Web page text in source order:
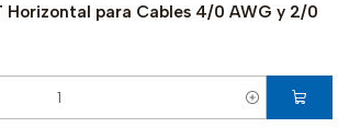
Horizontal para Cables 4/0 AWG y 2/0